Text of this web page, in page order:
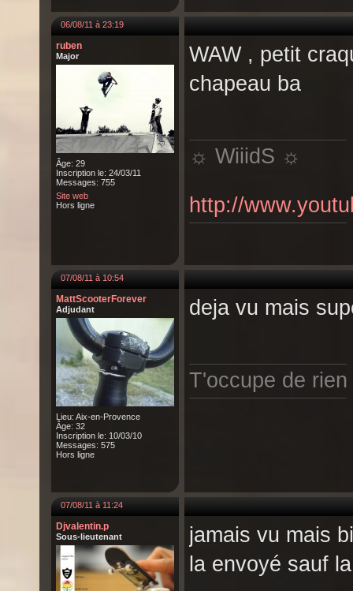
06/08/11 à 23:19
ruben
Major
Âge: 29
Inscription le: 24/03/11
Messages: 755
Site web
Hors ligne
WAW , petit
chapeau ba
☼ WiiidS ☼
http://
07/08/11 à 10:54
MattScooterForever
Adjudant
Lieu: Aix-en-Provence
Âge: 32
Inscription le: 10/03/10
Messages: 575
Hors ligne
deja vu mais
T'occupe de
07/08/11 à 11:24
Djvalentin.p
Sous-lieutenant
jamais vu mais
la envoyé sauf